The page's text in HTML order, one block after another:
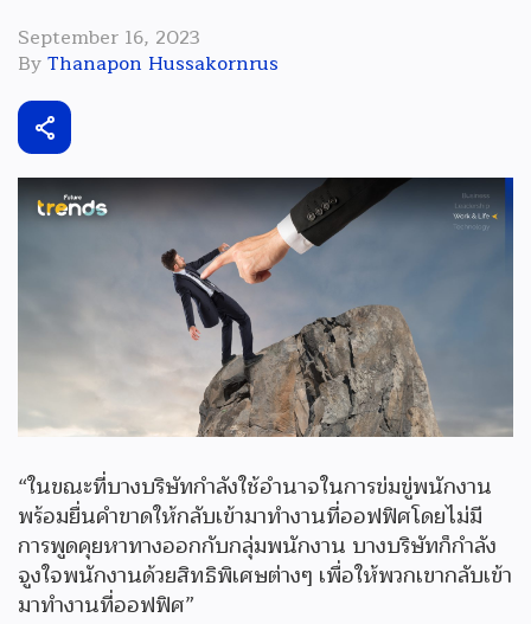
September 16, 2023
ByThanapon Hussakornrus
“ในขณะที่บางบริษัทกำลังใช้อำนาจในการข่มขู่พนักงาน
พร้อมยื่นคำขาดให้กลับเข้ามาทำงานที่ออฟฟิศโดยไม่มี
การพูดคุยหาทางออกกับกลุ่มพนักงาน บางบริษัทก็กำลัง
จูงใจพนักงานด้วยสิทธิพิเศษต่างๆ เพื่อให้พวกเขากลับเข้า
มาทำงานที่ออฟฟิศ”